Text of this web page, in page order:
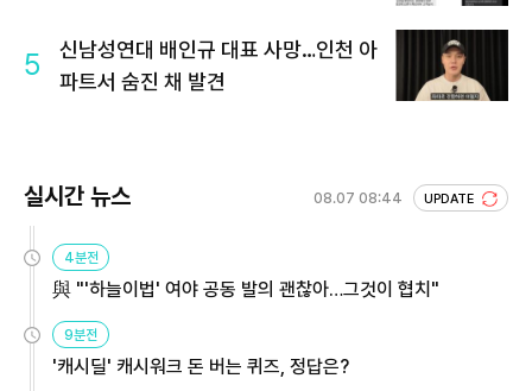
5
신남성연대 배인규 대표 사망…인천 아
파트서 숨진 채 발견
실시간 뉴스 08.07 08:44 UPDATE
4분전
與 "'하늘이법' 여야 공동 발의 괜찮아…그것이 협치"
9분전
'캐시딜' 캐시워크 돈 버는 퀴즈, 정답은?